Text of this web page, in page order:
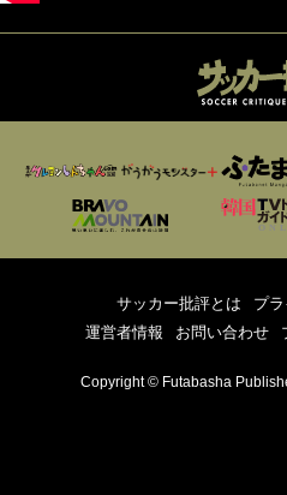
サッカー批評とは
プ
運営者情報
お問い合わせ
Copyright © Futabasha